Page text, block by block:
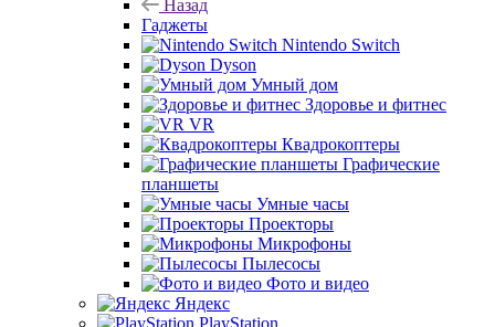
Назад
Гаджеты
Nintendo Switch
Dyson
Умный дом
Здоровье и фитнес
VR
Квадрокоптеры
Графические
планшеты
Умные часы
Проекторы
Микрофоны
Пылесосы
Фото и видео
Яндекс
PlayStation